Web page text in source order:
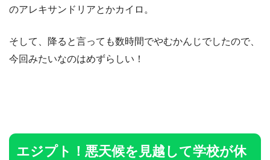
のアレキサンドリアとかカイロ。
そして、降ると言っても数時間でやむかんじでしたので、
今回みたいなのはめずらしい！
エジプト！悪天候を見越して学校が休